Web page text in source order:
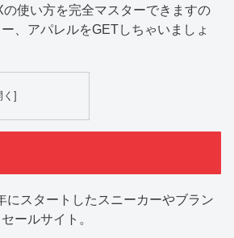
の使い方を完全マスターできますの
、アパレルをGETしちゃいましょ
にスタートしたスニーカーやブラン
ールサイト。